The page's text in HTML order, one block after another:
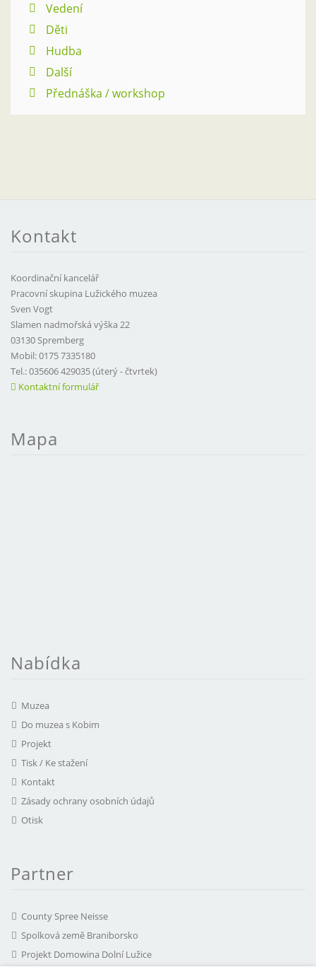
Vedení
Děti
Hudba
Další
Přednáška / workshop
Kontakt
Koordinační kancelář
Pracovní skupina Lužického muzea
Sven Vogt
Slamen nadmořská výška 22
03130 Spremberg
Mobil: 0175 7335180
Tel.: 035606 429035 (úterý - čtvrtek)
Kontaktní formulář
Mapa
Nabídka
Muzea
Do muzea s Kobim
Projekt
Tisk / Ke stažení
Kontakt
Zásady ochrany osobních údajů
Otisk
Partner
County Spree Neisse
Spolková země Braniborsko
Projekt Domowina Dolní Lužice